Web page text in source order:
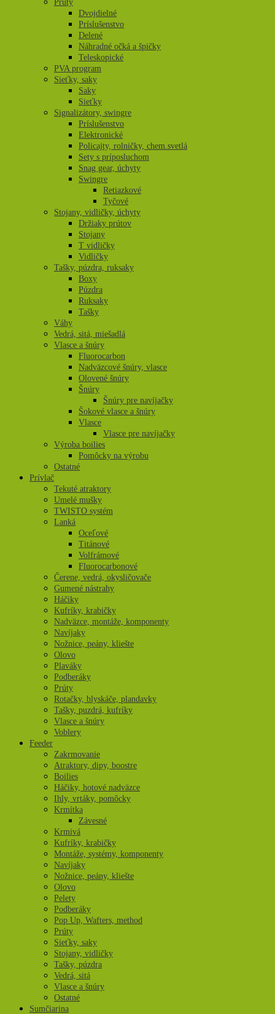
Prúty
Dvojdielné
Príslušenstvo
Delené
Náhradné očká a špičky
Teleskopické
PVA program
Sieťky, saky
Saky
Sieťky
Signalizátory, swingre
Príslušenstvo
Elektronické
Policajty, rolničky, chem.svetlá
Sety s príposluchom
Snag gear, úchyty
Swingre
Retiazkové
Tyčové
Stojany, vidličky, úchyty
Držiaky prútov
Stojany
T vidličky
Vidličky
Tašky, púzdra, ruksaky
Boxy
Púzdra
Ruksaky
Tašky
Váhy
Vedrá, sitá, miešadlá
Vlasce a šnúry
Fluorocarbon
Nadväzcové šnúry, vlasce
Olovené šnúry
Šnúry
Šnúry pre navíjačky
Šokové vlasce a šnúry
Vlasce
Vlasce pre navíjačky
Výroba boilies
Pomôcky na výrobu
Ostatné
Prívlač
Tekuté atraktory
Umelé mušky
TWISTO systém
Lanká
Oceľové
Titánové
Volfrámové
Fluorocarbonové
Čerene, vedrá, okysličovače
Gumené nástrahy
Háčiky
Kufríky, krabičky
Nadväzce, montáže, komponenty
Navíjaky
Nožnice, peány, kliešte
Olovo
Plaváky
Podberáky
Prúty
Rotačky, blyskáče, plandavky
Tašky, puzdrá, kufríky
Vlasce a šnúry
Voblery
Feeder
Zakrmovanie
Atraktory, dipy, boostre
Boilies
Háčiky, hotové nadväzce
Ihly, vrtáky, pomôcky
Krmítka
Závesné
Krmivá
Kufríky, krabičky
Montáže, systémy, komponenty
Navíjaky
Nožnice, peány, kliešte
Olovo
Pelety
Podberáky
Pop Up, Wafters, method
Prúty
Sieťky, saky
Stojany, vidličky
Tašky, púzdra
Vedrá, sitá
Vlasce a šnúry
Ostatné
Sumčiarina